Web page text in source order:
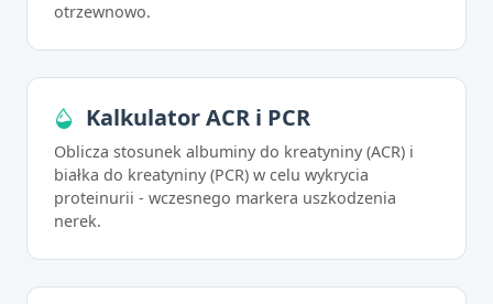
otrzewnowo.
Kalkulator ACR i PCR
Oblicza stosunek albuminy do kreatyniny (ACR) i
białka do kreatyniny (PCR) w celu wykrycia
proteinurii - wczesnego markera uszkodzenia
nerek.